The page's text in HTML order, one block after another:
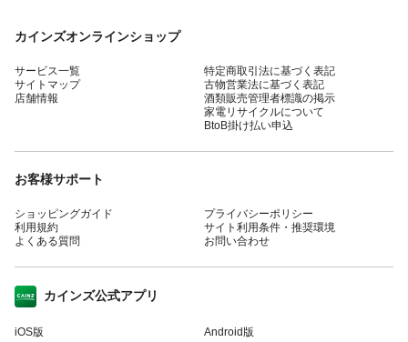
カインズオンラインショップ
サービス一覧
サイトマップ
店舗情報
特定商取引法に基づく表記
古物営業法に基づく表記
酒類販売管理者標識の掲示
家電リサイクルについて
BtoB掛け払い申込
お客様サポート
ショッピングガイド
利用規約
よくある質問
プライバシーポリシー
サイト利用条件・推奨環境
お問い合わせ
カインズ公式アプリ
iOS版 Android版